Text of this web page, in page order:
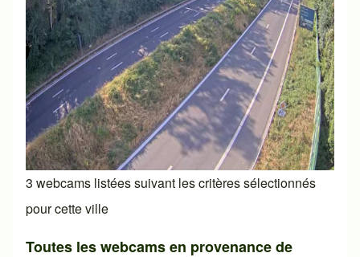
3 webcams listées suivant les critères sélectionnés
pour cette ville
Toutes les webcams en provenance de